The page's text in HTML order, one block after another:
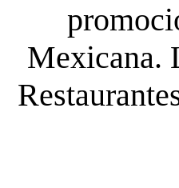
Mexicana.